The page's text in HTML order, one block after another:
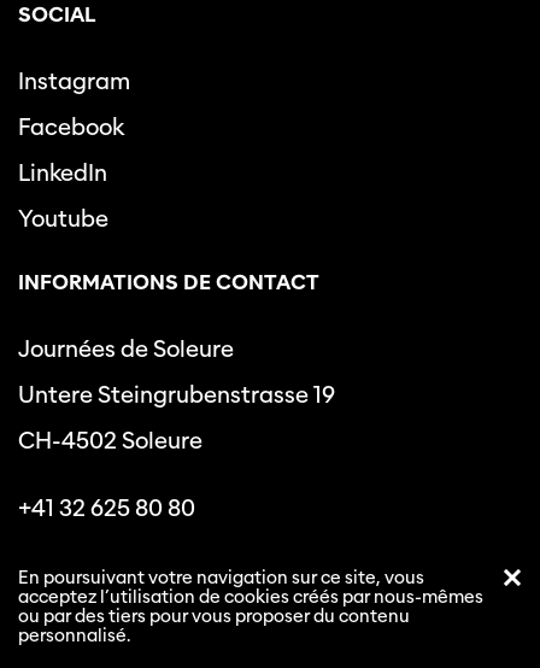
SOCIAL
Instagram
Facebook
LinkedIn
Youtube
INFORMATIONS DE CONTACT
Journées de Soleure
Untere Steingrubenstrasse 19
CH-4502 Soleure
+41 32 625 80 80
En poursuivant votre navigation sur ce site, vous
acceptez l’utilisation de cookies créés par nous-mêmes
ou par des tiers pour vous proposer du contenu
personnalisé.